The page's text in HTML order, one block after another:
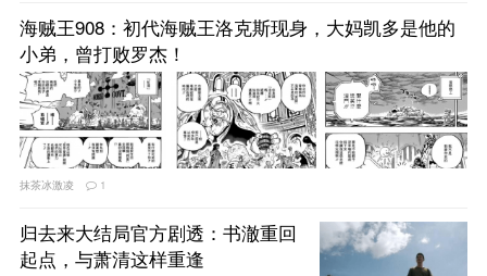
海贼王908：初代海贼王洛克斯现身，大妈凯多是他的
小弟，曾打败罗杰！
抹茶冰激凌 1
归去来大结局官方剧透：书澈重回
起点，与萧清这样重逢